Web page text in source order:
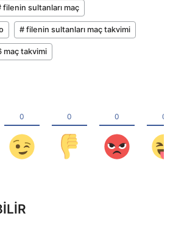
filenin sultanları maç
# filenin sultanları maç takvimi
maç takvimi